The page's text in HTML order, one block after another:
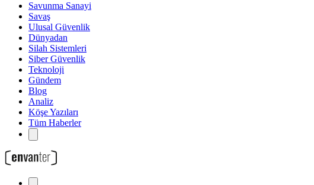
Savunma Sanayi
Savaş
Ulusal Güvenlik
Dünyadan
Silah Sistemleri
Siber Güvenlik
Teknoloji
Gündem
Blog
Analiz
Köşe Yazıları
Tüm Haberler